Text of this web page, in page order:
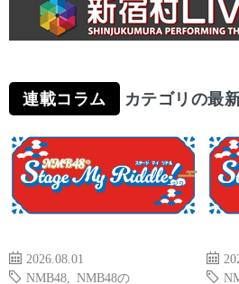
連載コラム カテゴリの最
2026.08.01
NMB48
NMB48の